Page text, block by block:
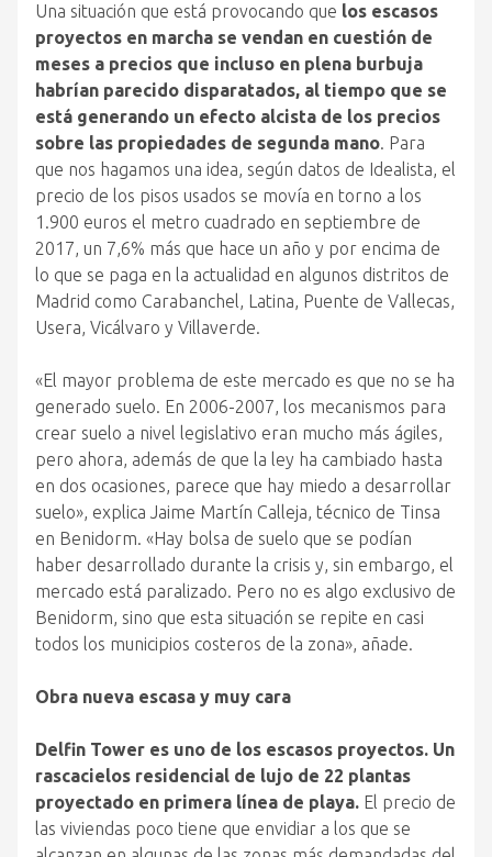
Una situación que está provocando que los escasos
proyectos en marcha se vendan en cuestión de
meses a precios que incluso en plena burbuja
habrían parecido disparatados, al tiempo que se
está generando un efecto alcista de los precios
sobre las propiedades de segunda mano. Para
que nos hagamos una idea, según datos de Idealista, el
precio de los pisos usados se movía en torno a los
1.900 euros el metro cuadrado en septiembre de
2017, un 7,6% más que hace un año y por encima de
lo que se paga en la actualidad en algunos distritos de
Madrid como Carabanchel, Latina, Puente de Vallecas,
Usera, Vicálvaro y Villaverde.
«El mayor problema de este mercado es que no se ha
generado suelo. En 2006-2007, los mecanismos para
crear suelo a nivel legislativo eran mucho más ágiles,
pero ahora, además de que la ley ha cambiado hasta
en dos ocasiones, parece que hay miedo a desarrollar
suelo», explica Jaime Martín Calleja, técnico de Tinsa
en Benidorm. «Hay bolsa de suelo que se podían
haber desarrollado durante la crisis y, sin embargo, el
mercado está paralizado. Pero no es algo exclusivo de
Benidorm, sino que esta situación se repite en casi
todos los municipios costeros de la zona», añade.
Obra nueva escasa y muy cara
Delfin Tower es uno de los escasos proyectos. Un
rascacielos residencial de lujo de 22 plantas
proyectado en primera línea de playa. El precio de
las viviendas poco tiene que envidiar a los que se